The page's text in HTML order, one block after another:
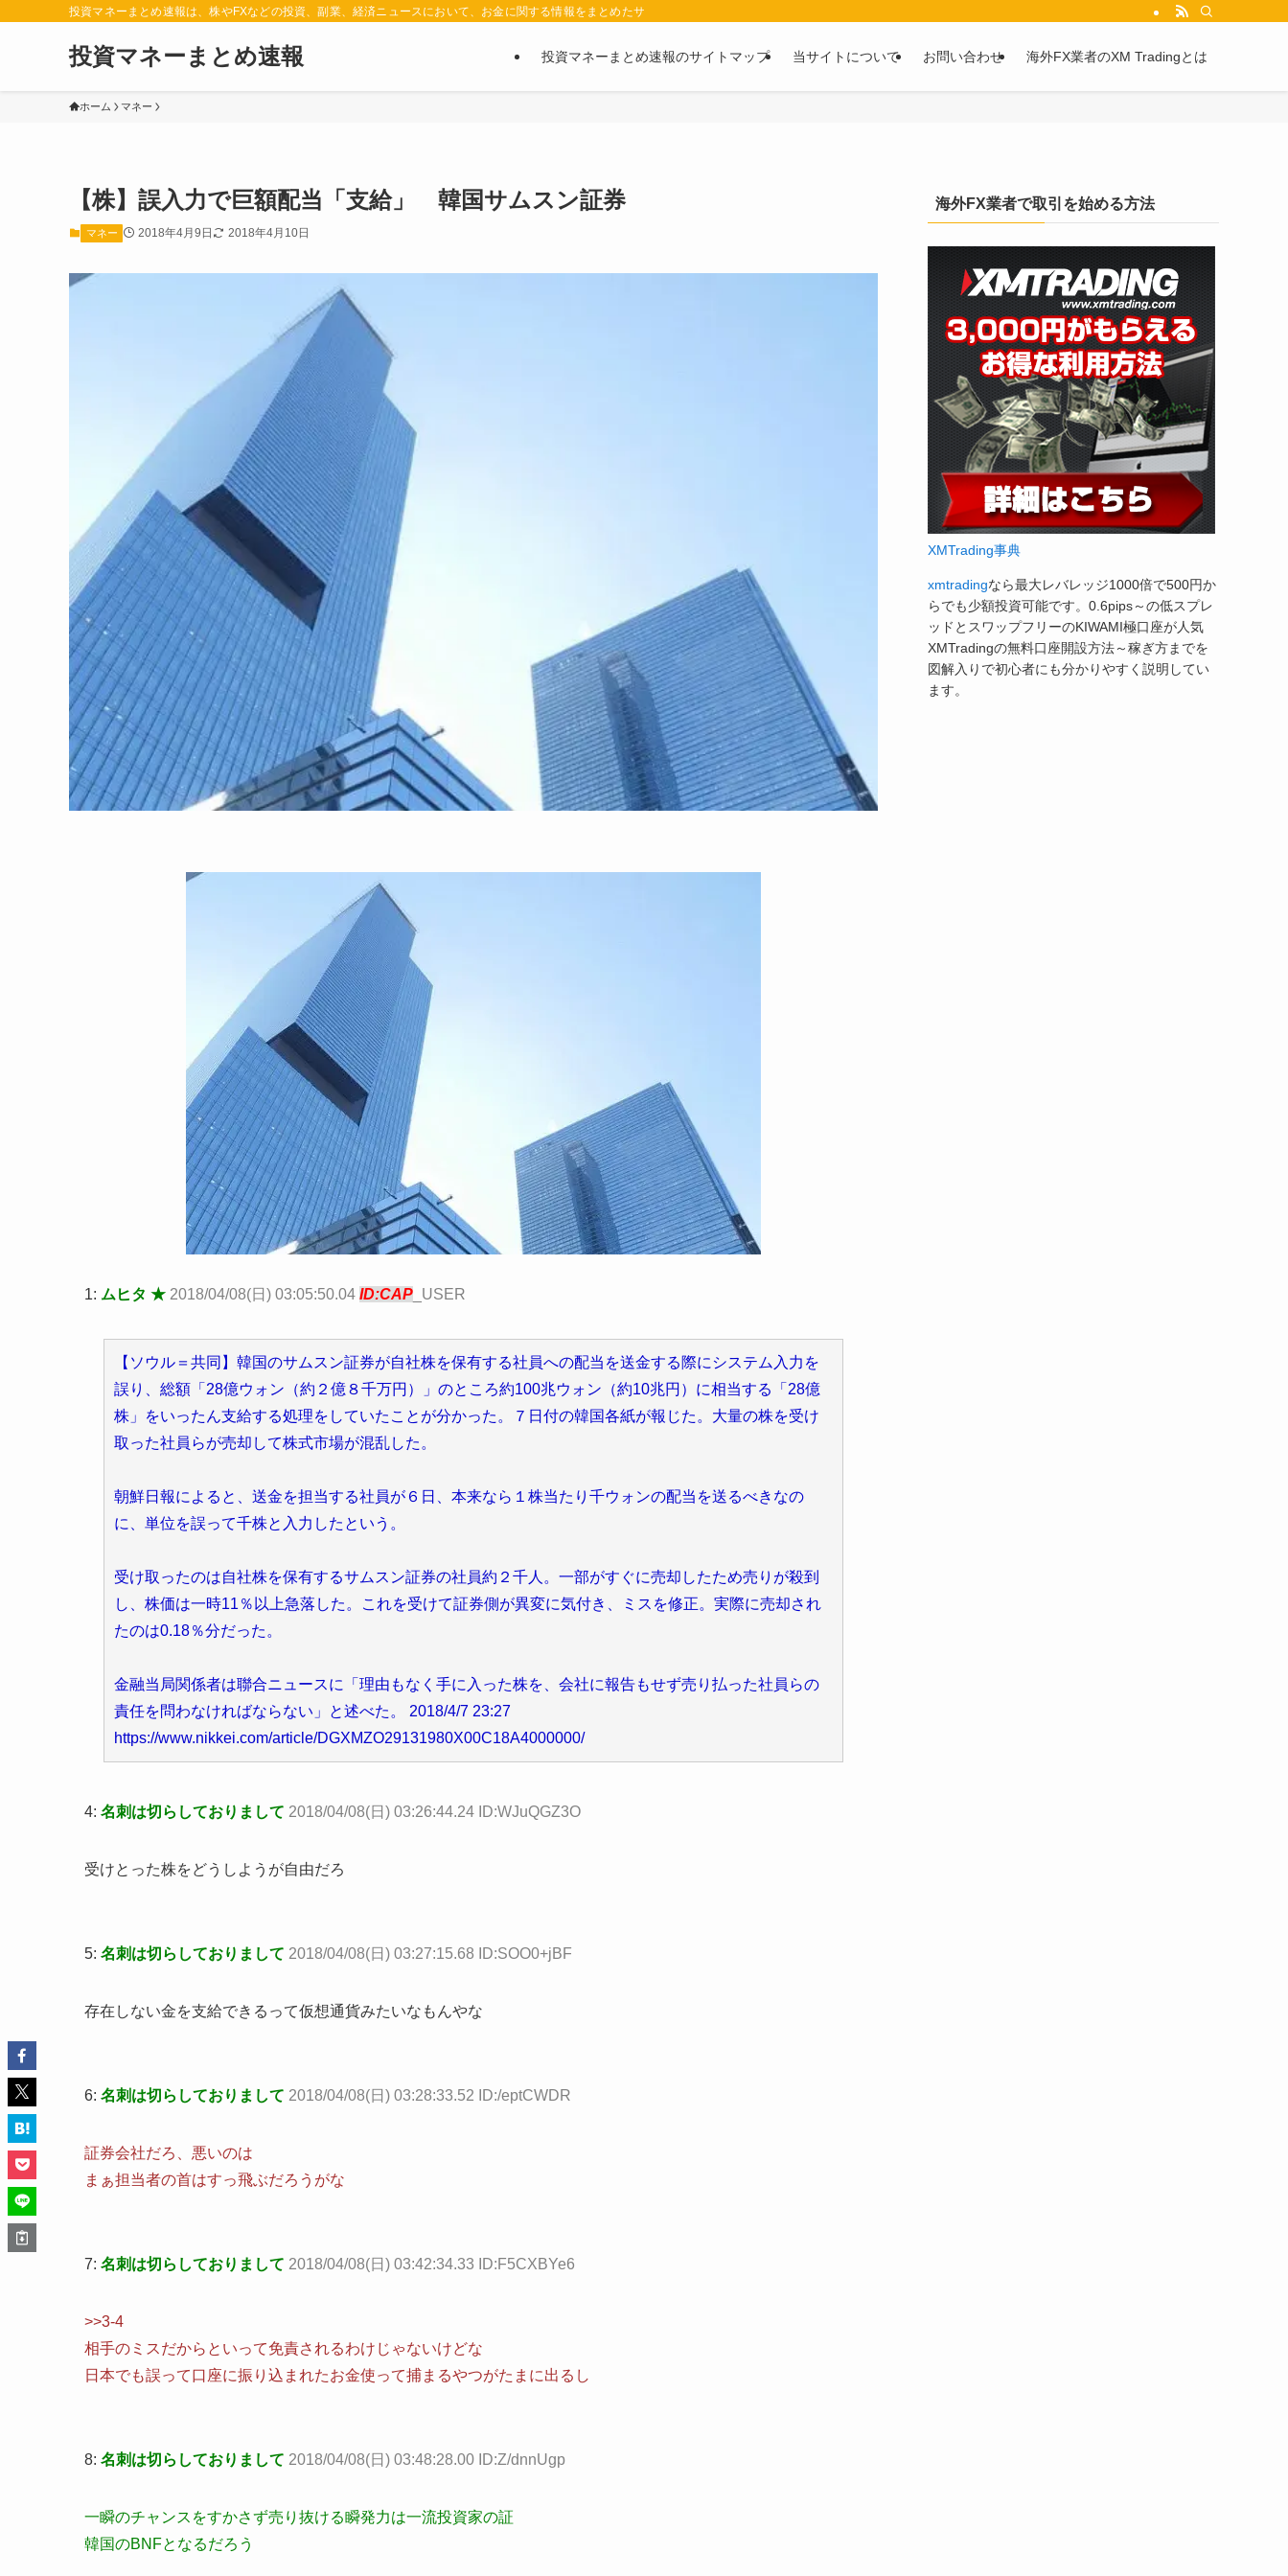
投資マネーまとめ速報は、株やFXなどの投資、副業、経済ニュースにおいて、お金に関する情報をまとめたサイトです。お金に関する情報の口コミや評判を2chや5chからピックアップしています。
投資マネーまとめ速報 投資マネーまとめ速報のサイトマップ 当サイトについて お問い合わせ 海外FX業者のXM Tradingとは
ホーム マネー
【株】誤入力で巨額配当「支給」 韓国サムスン証券
マネー 2018年4月9日 2018年4月10日
1: ムヒタ ★ 2018/04/08(日) 03:05:50.04 ID:CAP _USER
【ソウル＝共同】韓国のサムスン証券が自社株を保有する社員への配当を送金する際にシステム入力を
誤り、総額「28億ウォン（約２億８千万円）」のところ約100兆ウォン（約10兆円）に相当する「28億
株」をいったん支給する処理をしていたことが分かった。７日付の韓国各紙が報じた。大量の株を受け
取った社員らが売却して株式市場が混乱した。
朝鮮日報によると、送金を担当する社員が６日、本来なら１株当たり千ウォンの配当を送るべきなの
に、単位を誤って千株と入力したという。
受け取ったのは自社株を保有するサムスン証券の社員約２千人。一部がすぐに売却したため売りが殺到
し、株価は一時11％以上急落した。これを受けて証券側が異変に気付き、ミスを修正。実際に売却され
たのは0.18％分だった。
金融当局関係者は聯合ニュースに「理由もなく手に入った株を、会社に報告もせず売り払った社員らの
責任を問わなければならない」と述べた。 2018/4/7 23:27
https://www.nikkei.com/article/DGXMZO29131980X00C18A4000000/
4: 名刺は切らしておりまして 2018/04/08(日) 03:26:44.24 ID:WJuQGZ3O
受けとった株をどうしようが自由だろ
5: 名刺は切らしておりまして 2018/04/08(日) 03:27:15.68 ID:SOO0+jBF
存在しない金を支給できるって仮想通貨みたいなもんやな
6: 名刺は切らしておりまして 2018/04/08(日) 03:28:33.52 ID:/eptCWDR
証券会社だろ、悪いのは
まぁ担当者の首はすっ飛ぶだろうがな
7: 名刺は切らしておりまして 2018/04/08(日) 03:42:34.33 ID:F5CXBYe6
>>3-4
相手のミスだからといって免責されるわけじゃないけどな
日本でも誤って口座に振り込まれたお金使って捕まるやつがたまに出るし
8: 名刺は切らしておりまして 2018/04/08(日) 03:48:28.00 ID:Z/dnnUgp
一瞬のチャンスをすかさず売り抜ける瞬発力は一流投資家の証
韓国のBNFとなるだろう
海外FX業者で取引を始める方法
XMTrading事典
xmtradingなら最大レバレッジ1000倍で500円か
らでも少額投資可能です。0.6pips～の低スプレ
ッドとスワップフリーのKIWAMI極口座が人気
XMTradingの無料口座開設方法～稼ぎ方までを
図解入りで初心者にも分かりやすく説明してい
ます。